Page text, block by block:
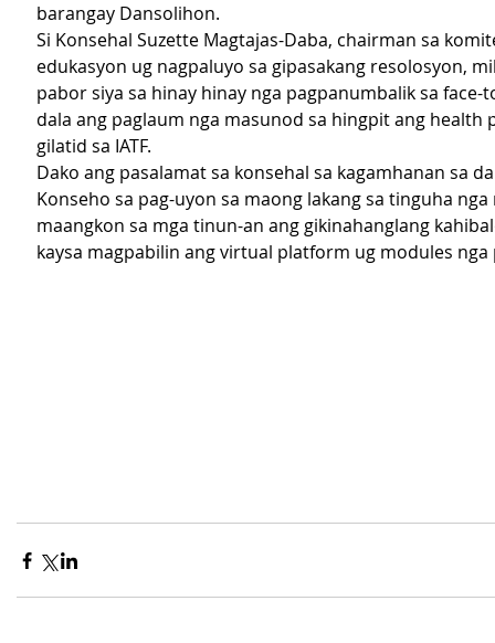
barangay Dansolihon.
Si Konsehal Suzette Magtajas-Daba, chairman sa
edukasyon ug nagpaluyo sa gipasakang resolosyon,
pabor siya sa hinay hinay nga pagpanumbalik sa face-
dala ang paglaum nga masunod sa hingpit ang
gilatid sa IATF.
Dako ang pasalamat sa konsehal sa kagamhanan sa
Konseho sa pag-uyon sa maong lakang sa tinguha
maangkon sa mga tinun-an ang gikinahanglang
kaysa magpabilin ang virtual platform ug modules